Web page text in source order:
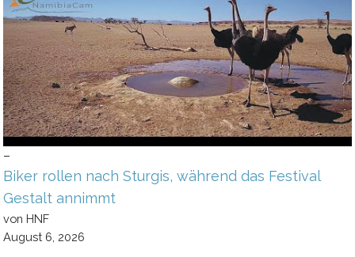
–
Biker rollen nach Sturgis, während das Festival
Gestalt annimmt
von HNF
August 6, 2026